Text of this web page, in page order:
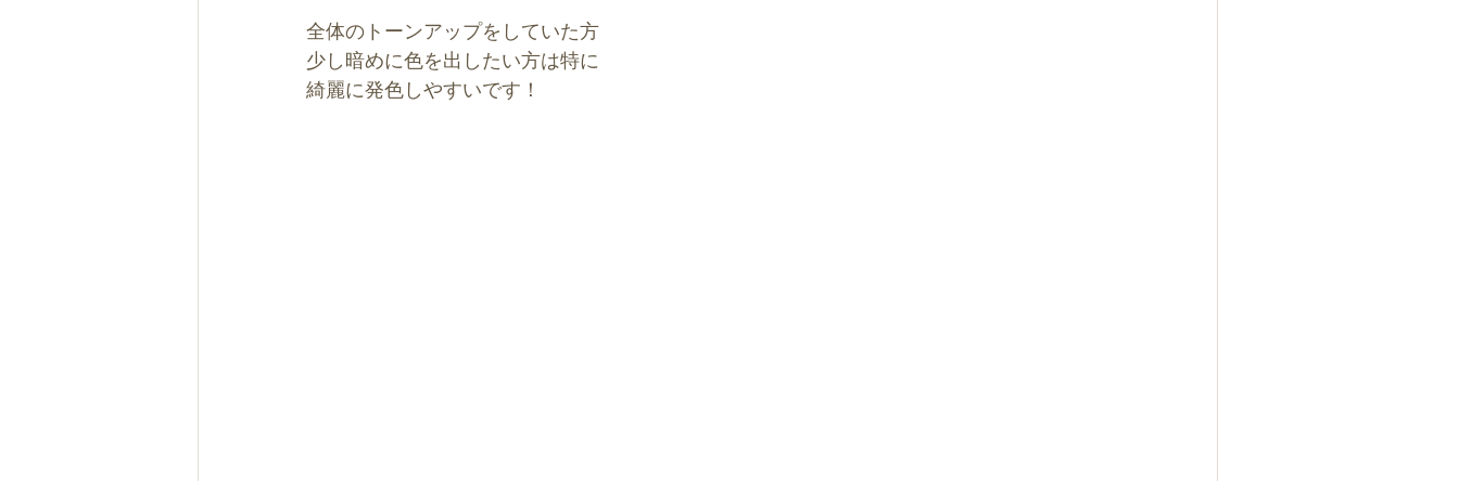
全体のトーンアップをしていた方
少し暗めに色を出したい方は特に
綺麗に発色しやすいです！